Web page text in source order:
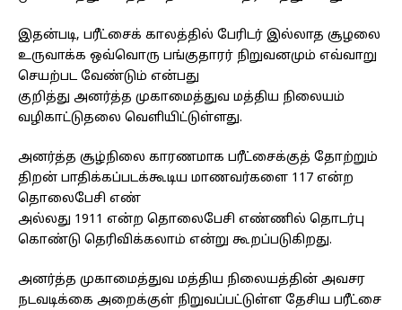
இதன்படி, பரீட்சைக் காலத்தில் பேரிடர் இல்லாத சூழலை
உருவாக்க ஒவ்வொரு பங்குதாரர் நிறுவனமும் எவ்வாறு
செயற்பட வேண்டும் என்பது
குறித்து அனர்த்த முகாமைத்துவ மத்திய நிலையம்
வழிகாட்டுதலை வெளியிட்டுள்ளது.
அனர்த்த சூழ்நிலை காரணமாக பரீட்சைக்குத் தோற்றும்
திறன் பாதிக்கப்படக்கூடிய மாணவர்களை 117 என்ற
தொலைபேசி எண்
அல்லது 1911 என்ற தொலைபேசி எண்ணில் தொடர்பு
கொண்டு தெரிவிக்கலாம் என்று கூறப்படுகிறது.
அனர்த்த முகாமைத்துவ மத்திய நிலையத்தின் அவசர
நடவடிக்கை அறைக்குள் நிறுவப்பட்டுள்ள தேசிய பரீட்சை